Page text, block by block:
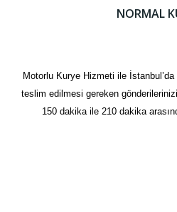
NORMAL
Motorlu Kurye Hizmeti ile
teslim edilmesi gereken
150 dakika ile 210 dakika